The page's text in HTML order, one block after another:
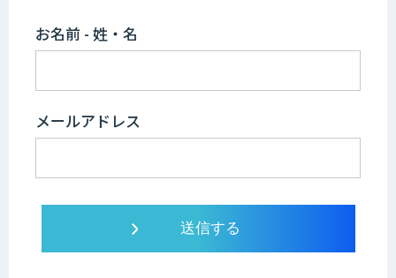
お名前 - 姓・名
メールアドレス